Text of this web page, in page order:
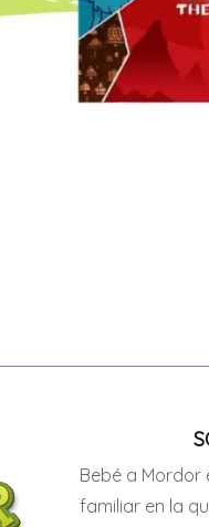
Bebé a Mordor
familiar en la